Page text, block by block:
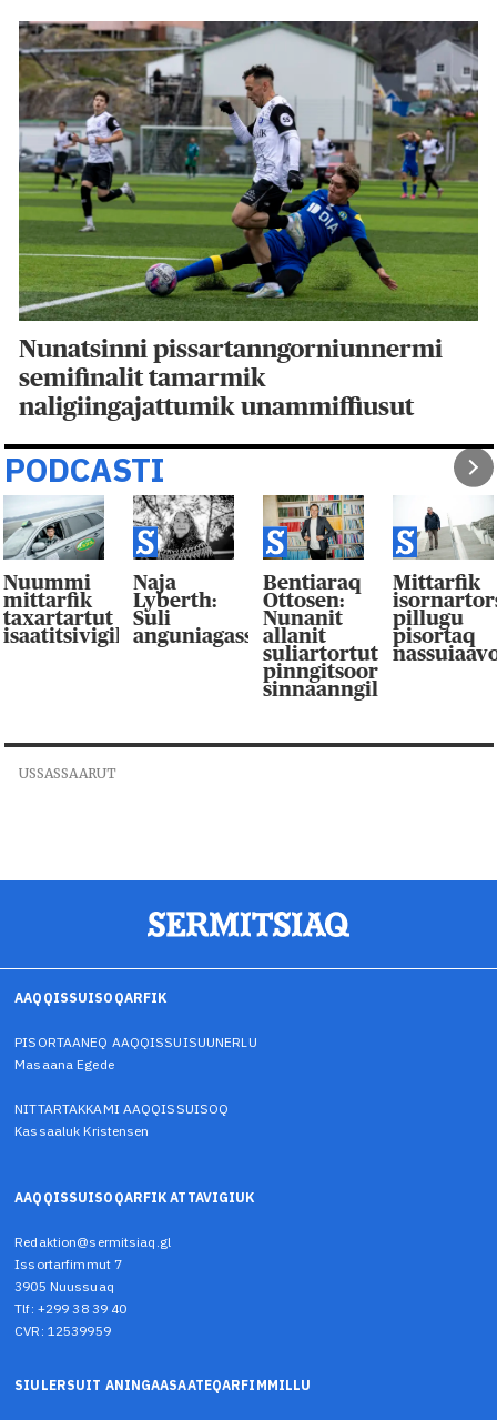
Nunatsinni pissartanngorniunnermi
semifinalit tamarmik
naligiingajattumik unammiffiusut
PODCASTI
Nuummi
mittarfik
taxartartut
isaatitsivigilluarpaat
Naja
Lyberth:
Suli
anguniagassaqaqaagut
Bentiaraq
Ottosen:
Nunanit
allanit
suliartortut
pinngitsoor-
Mittarfik
pillugu
pisortaq
USSASSAARUT
AAQQISSUISOQARFIK
PISORTAANEQ AAQQISSUISUUNERLU
Masaana Egede
NITTARTAKKAMI AAQQISSUISOQ
Kassaaluk Kristensen
AAQQISSUISOQARFIK ATTAVIGIUK
Redaktion@sermitsiaq.gl
Issortarfimmut 7
3905 Nuussuaq
Tlf: +299 38 39 40
CVR: 12539959
SIULERSUIT ANINGAASAATEQARFIMMILLU